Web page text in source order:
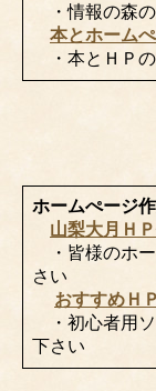
・情報の森
本とホーム
・本とＨＰ
ホームぺージ
山梨大月Ｈ
・皆様のホー
さい
おすすめＨ
・初心者用ソ
下さ